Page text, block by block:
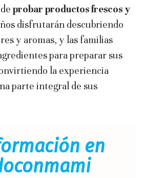
probar productos frescos y
disfrutarán descubriendo
y aromas, y las familias
para preparar sus
la experiencia
parte integral de sus
en